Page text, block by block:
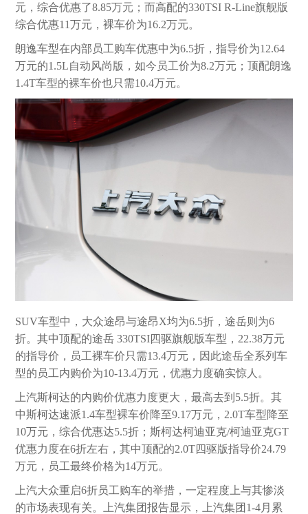
元，综合优惠了8.85万元；而高配的330TSI R-Line旗舰版
综合优惠11万元，裸车价为16.2万元。
朗逸车型在内部员工购车优惠中为6.5折，指导价为12.64
万元的1.5L自动风尚版，如今员工价为8.2万元；顶配朗逸
1.4T车型的裸车价也只需10.4万元。
SUV车型中，大众途昂与途昂X均为6.5折，途岳则为6
折。其中顶配的途岳 330TSI四驱旗舰版车型，22.38万元
的指导价，员工裸车价只需13.4万元，因此途岳全系列车
型的员工内购价为10-13.4万元，优惠力度确实惊人。
上汽斯柯达的内购价优惠力度更大，最高去到5.5折。其
中斯柯达速派1.4车型裸车价降至9.17万元，2.0T车型降至
10万元，综合优惠达5.5折；斯柯达柯迪亚克/柯迪亚克GT
优惠力度在6折左右，其中顶配的2.0T四驱版指导价24.79
万元，员工最终价格为14万元。
上汽大众重启6折员工购车的举措，一定程度上与其惨淡
的市场表现有关。上汽集团报告显示，上汽集团1-4月累